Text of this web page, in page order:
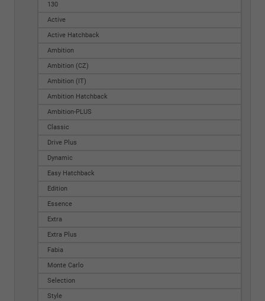
130
Active
Active Hatchback
Ambition
Ambition (CZ)
Ambition (IT)
Ambition Hatchback
Ambition-PLUS
Classic
Drive Plus
Dynamic
Easy Hatchback
Edition
Essence
Extra
Extra Plus
Fabia
Monte Carlo
Selection
Style